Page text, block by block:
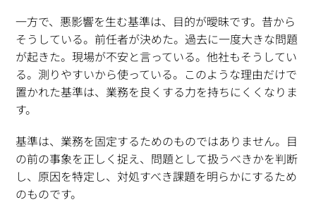
一方で、悪影響を生む基準は、目的が曖昧です。昔から
そうしている。前任者が決めた。過去に一度大きな問題
が起きた。現場が不安と言っている。他社もそうしてい
る。測りやすいから使っている。このような理由だけで
置かれた基準は、業務を良くする力を持ちにくくなりま
す。
基準は、業務を固定するためのものではありません。目
の前の事象を正しく捉え、問題として扱うべきかを判断
し、原因を特定し、対処すべき課題を明らかにするため
のものです。